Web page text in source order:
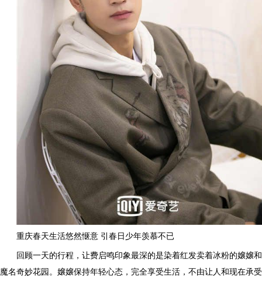
重庆春天生活悠然惬意 引春日少年羡慕不已
回顾一天的行程，让费启鸣印象最深的是染着红发卖着冰粉的嬢嬢和
魔名奇妙花园。嬢嬢保持年轻心态，完全享受生活，不由让人和现在承受